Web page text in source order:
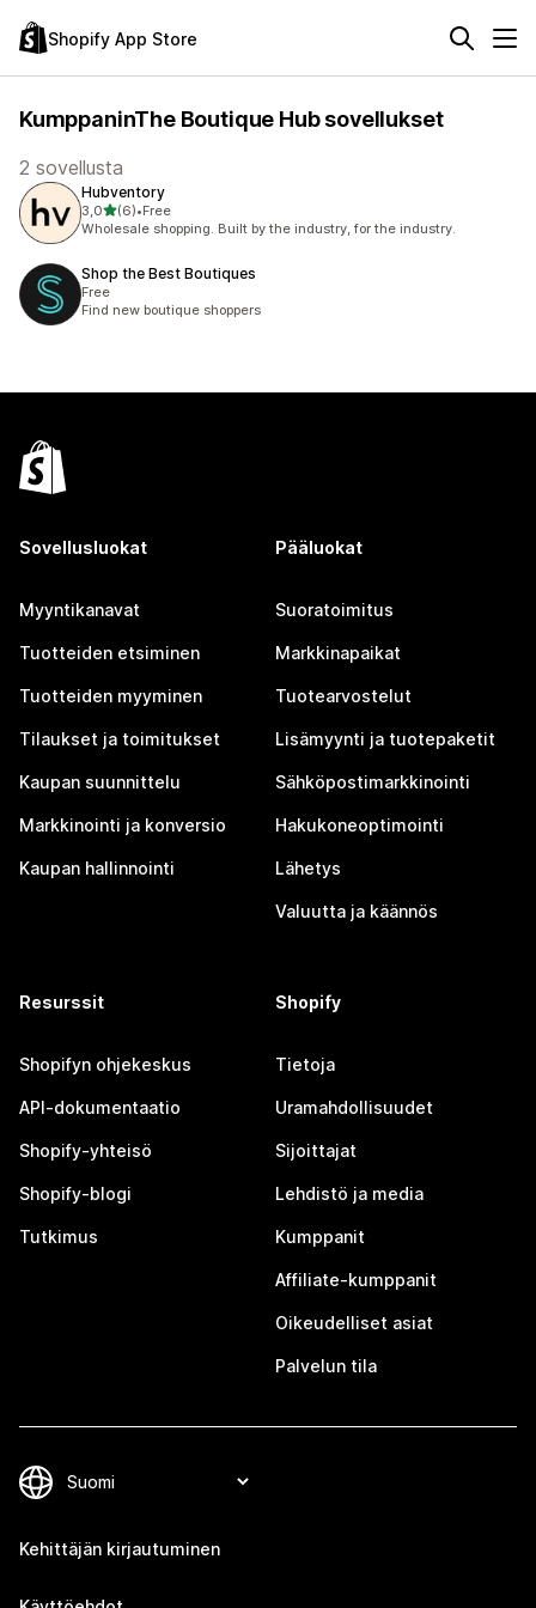
Shopify App Store
KumppaninThe Boutique Hub sovellukset
2 sovellusta
Hubventory
3,0/ 5 tähteä
(6)
6 arvostelua yhteensä
•Free
Wholesale shopping. Built by the industry, for the industry.
Shop the Best Boutiques
Free
Find new boutique shoppers
Sovellusluokat
Myyntikanavat
Tuotteiden etsiminen
Tuotteiden myyminen
Tilaukset ja toimitukset
Kaupan suunnittelu
Markkinointi ja konversio
Kaupan hallinnointi
Pääluokat
Suoratoimitus
Markkinapaikat
Tuotearvostelut
Lisämyynti ja tuotepaketit
Sähköpostimarkkinointi
Hakukoneoptimointi
Lähetys
Valuutta ja käännös
Resurssit
Shopifyn ohjekeskus
API-dokumentaatio
Shopify-yhteisö
Shopify-blogi
Tutkimus
Shopify
Tietoja
Uramahdollisuudet
Sijoittajat
Lehdistö ja media
Kumppanit
Affiliate-kumppanit
Oikeudelliset asiat
Palvelun tila
Kehittäjän kirjautuminen